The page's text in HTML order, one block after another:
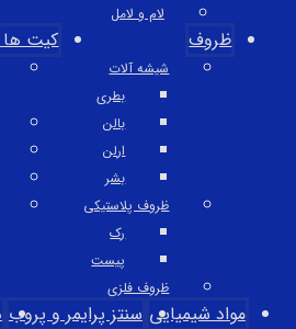
لام و لامل
ظروف
شیشه آلات
بطری
بالن
ارلن
بشر
ظروف پلاستیکی
رک
پیست
ظروف فلزی
کیت ها
مواد شیمیایی سنتز پرایمر و پروب